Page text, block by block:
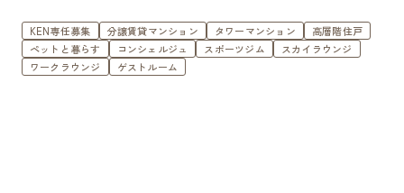
KEN専任募集 分譲賃貸マンション タワーマンション
高層階住戸
ペットと暮らす
コンシェルジュ スポーツジム
スカイラウンジ
ワークラウンジ
ゲストルーム